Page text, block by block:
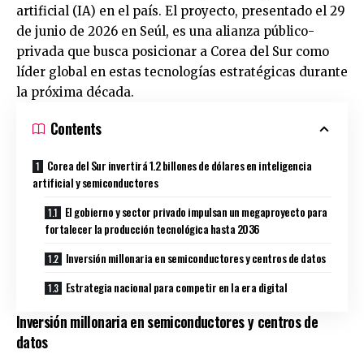
artificial (IA) en el país. El proyecto, presentado el 29
de junio de 2026 en Seúl, es una alianza público-
privada que busca posicionar a Corea del Sur como
líder global en estas tecnologías estratégicas durante
la próxima década.
Contents
Corea del Sur invertirá 1.2 billones de dólares en inteligencia
artificial y semiconductores
El gobierno y sector privado impulsan un megaproyecto para
fortalecer la producción tecnológica hasta 2036
Inversión millonaria en semiconductores y centros de datos
Estrategia nacional para competir en la era digital
Inversión millonaria en semiconductores y centros de
datos